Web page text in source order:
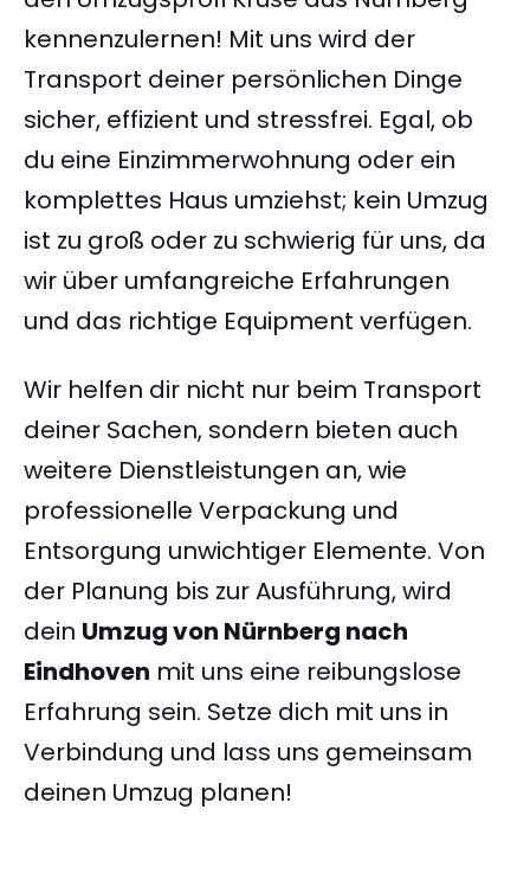
kennenzulernen! Mit uns wird der
Transport deiner persönlichen Dinge
sicher, effizient und stressfrei. Egal, ob
du eine Einzimmerwohnung oder ein
komplettes Haus umziehst; kein Umzug
ist zu groß oder zu schwierig für uns, da
wir über umfangreiche Erfahrungen
und das richtige Equipment verfügen.
Wir helfen dir nicht nur beim Transport
deiner Sachen, sondern bieten auch
weitere Dienstleistungen an, wie
professionelle Verpackung und
Entsorgung unwichtiger Elemente. Von
der Planung bis zur Ausführung, wird
dein Umzug von Nürnberg nach
Eindhoven mit uns eine reibungslose
Erfahrung sein. Setze dich mit uns in
Verbindung und lass uns gemeinsam
deinen Umzug planen!